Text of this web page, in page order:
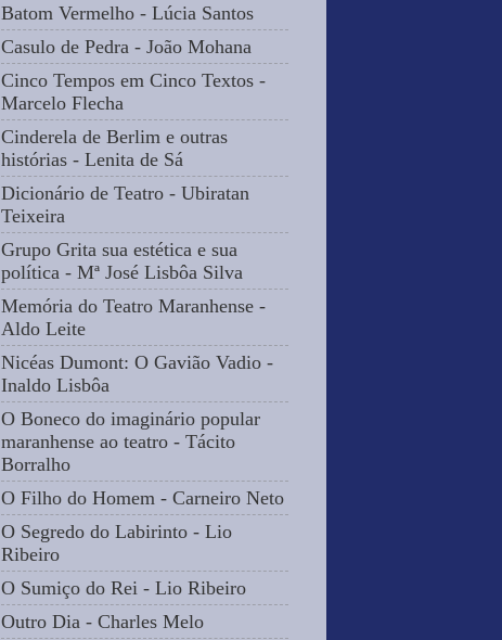
Batom Vermelho - Lúcia Santos
Casulo de Pedra - João Mohana
Cinco Tempos em Cinco Textos -
Marcelo Flecha
Cinderela de Berlim e outras
histórias - Lenita de Sá
Dicionário de Teatro - Ubiratan
Teixeira
Grupo Grita sua estética e sua
política - Mª José Lisbôa Silva
Memória do Teatro Maranhense -
Aldo Leite
Nicéas Dumont: O Gavião Vadio -
Inaldo Lisbôa
O Boneco do imaginário popular
maranhense ao teatro - Tácito
Borralho
O Filho do Homem - Carneiro Neto
O Segredo do Labirinto - Lio
Ribeiro
O Sumiço do Rei - Lio Ribeiro
Outro Dia - Charles Melo